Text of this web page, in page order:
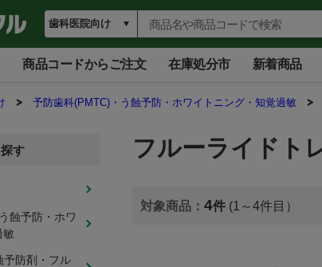
商品コードからご注文 在庫処分市 新着商品
予防歯科(PMTC)・う蝕予防・ホワイトニング・知覚過敏
フルーライドト
4 (1～4
す
蝕予防・ホワ
敏
予防剤・フル